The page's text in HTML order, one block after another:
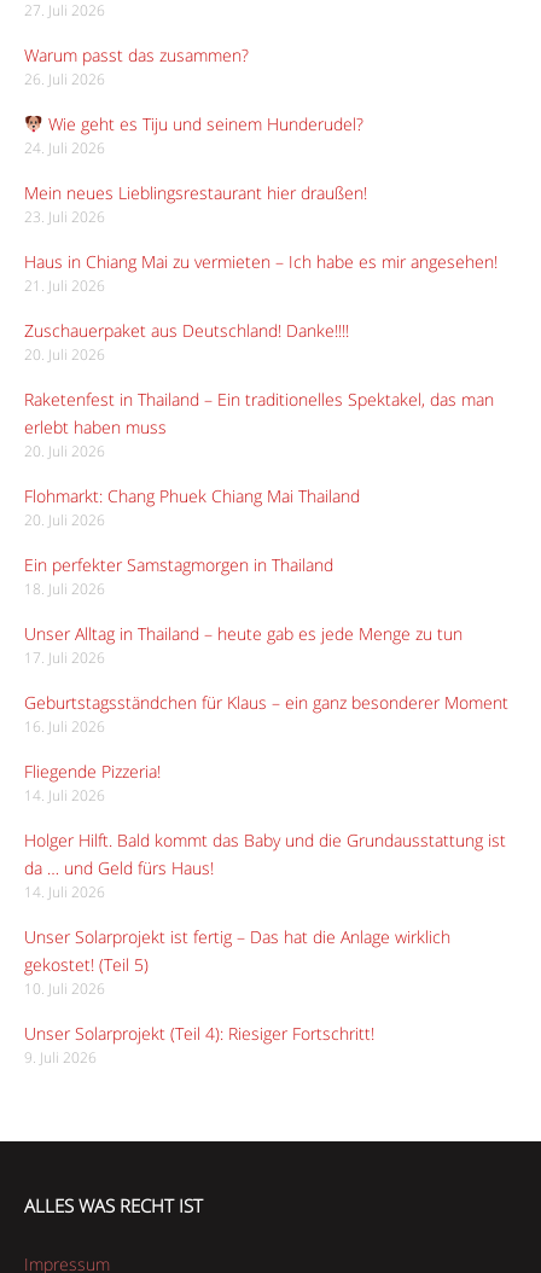
27. Juli 2026
Warum passt das zusammen?
26. Juli 2026
Wie geht es Tiju und seinem Hunderudel?
24. Juli 2026
Mein neues Lieblingsrestaurant hier draußen!
23. Juli 2026
Haus in Chiang Mai zu vermieten – Ich habe es mir angesehen!
21. Juli 2026
Zuschauerpaket aus Deutschland! Danke!!!!
20. Juli 2026
Raketenfest in Thailand – Ein traditionelles Spektakel, das man
erlebt haben muss
20. Juli 2026
Flohmarkt: Chang Phuek Chiang Mai Thailand
20. Juli 2026
Ein perfekter Samstagmorgen in Thailand
18. Juli 2026
Unser Alltag in Thailand – heute gab es jede Menge zu tun
17. Juli 2026
Geburtstagsständchen für Klaus – ein ganz besonderer Moment
16. Juli 2026
Fliegende Pizzeria!
14. Juli 2026
Holger Hilft. Bald kommt das Baby und die Grundausstattung ist
da … und Geld fürs Haus!
14. Juli 2026
Unser Solarprojekt ist fertig – Das hat die Anlage wirklich
gekostet! (Teil 5)
10. Juli 2026
Unser Solarprojekt (Teil 4): Riesiger Fortschritt!
9. Juli 2026
ALLES WAS RECHT IST
Impressum